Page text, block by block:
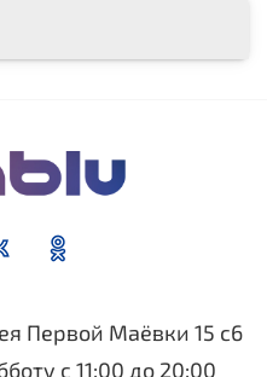
Первой Маёвки 15 с6
с 11:00 до 20:00